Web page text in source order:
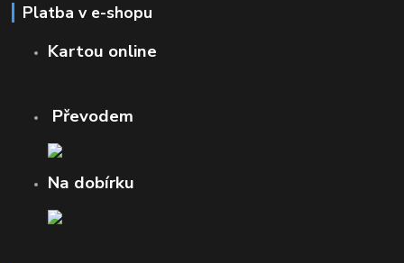
Platba v e-shopu
Kartou online
Převodem
Na dobírku